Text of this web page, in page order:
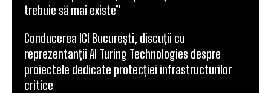
trebuie să mai existe”
Conducerea ICI București, discuții cu
reprezentanții AI Turing Technologies despre
proiectele dedicate protecției infrastructurilor
critice